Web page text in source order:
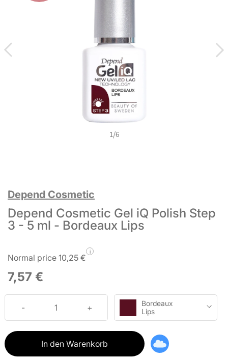
1/6
Depend Cosmetic
Depend Cosmetic Gel iQ Polish Step
3 - 5 ml - Bordeaux Lips
Normal price 10,25 €
i
7,57 €
Bordeaux
Lips
In den Warenkorb